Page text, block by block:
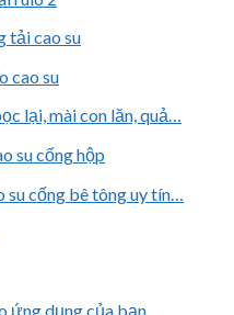
tải cao su
lại, mài con lăn, quả…
su cống bê tông uy tín…